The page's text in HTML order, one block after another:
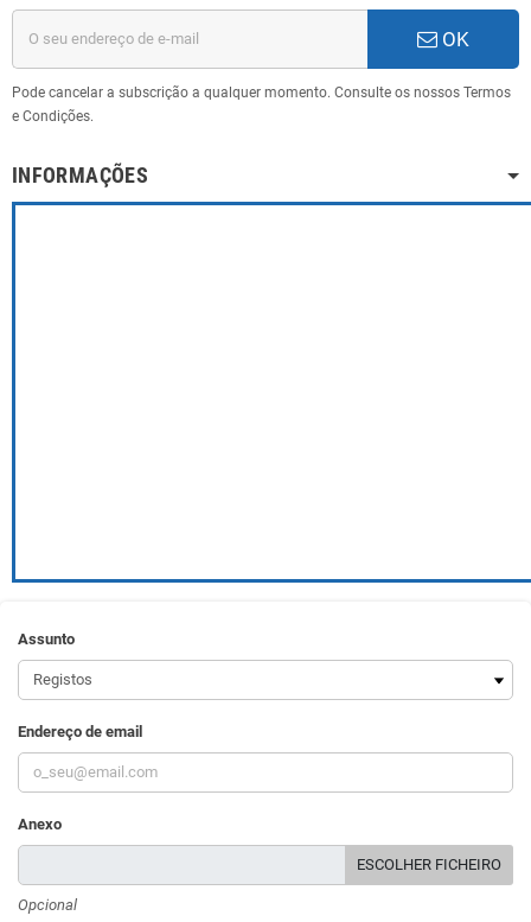
OK
Pode cancelar a subscrição a qualquer momento. Consulte os nossos Termos
e Condições.
INFORMAÇÕES
Assunto
Endereço de email
Anexo
ESCOLHER FICHEIRO
Opcional